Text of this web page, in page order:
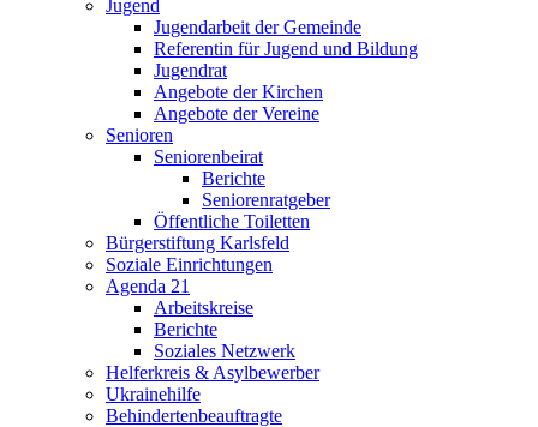
Jugend
Jugendarbeit der Gemeinde
Referentin für Jugend und Bildung
Jugendrat
Angebote der Kirchen
Angebote der Vereine
Senioren
Seniorenbeirat
Berichte
Seniorenratgeber
Öffentliche Toiletten
Bürgerstiftung Karlsfeld
Soziale Einrichtungen
Agenda 21
Arbeitskreise
Berichte
Soziales Netzwerk
Helferkreis & Asylbewerber
Ukrainehilfe
Behindertenbeauftragte